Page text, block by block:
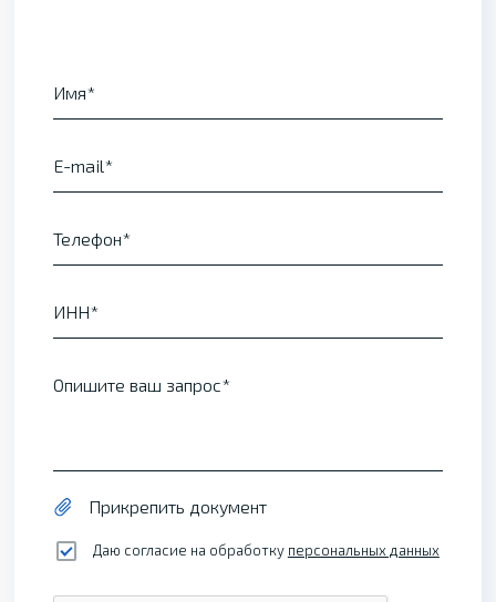
Имя
E-mail
Телефон
ИНН
Опишите ваш запрос
Прикрепить документ
Даю согласие на обработку персональных данных